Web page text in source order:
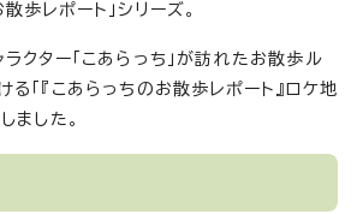
歩レポート」シリーズ。
クター「こあらっち」が訪れたお散歩ル
「『こあらっちのお散歩レポート』ロケ地
ました。